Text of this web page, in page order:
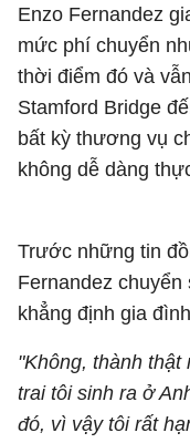
Enzo Fernandez
mức phí chuyển
thời điểm đó và
Stamford Bridge
bất kỳ thương vụ
không dễ dàng
Trước những tin
Fernandez
khẳng định gia
"Không, thành thật
trai tôi sinh ra ở
đó, vì vậy tôi rất